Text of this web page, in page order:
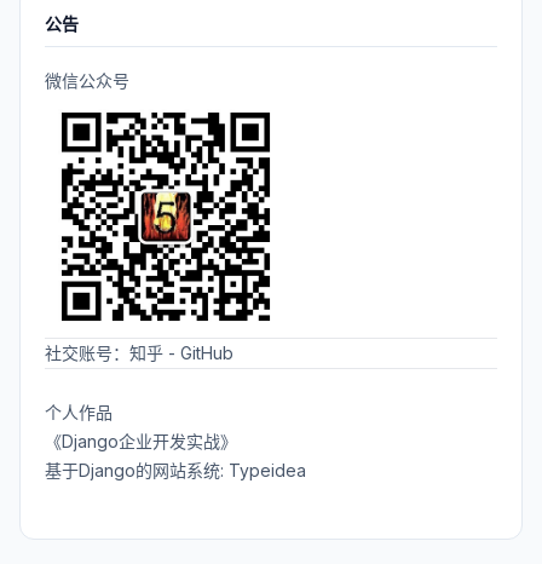
公告
微信公众号
社交账号： 知乎 - GitHub
个人作品
《Django企业开发实战》
基于Django的网站系统: Typeidea